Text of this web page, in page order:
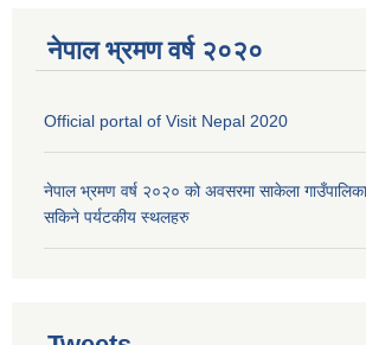
नेपाल भ्रमण वर्ष २०२०
Official portal of Visit Nepal 2020
नेपाल भ्रमण वर्ष २०२० को अवसरमा साकेला
सकिने पर्यटकीय स्थलहरु